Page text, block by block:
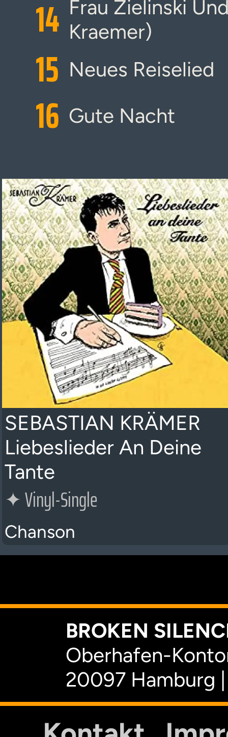
14 Frau Zielinski
Kraemer)
15 Neues Reiselied
16 Gute Nacht
SEBASTIAN KRÄMER
Liebeslieder An Deine
Tante
✦Vinyl-Single
Chanson
BROKEN
Oberhafen-
20097 Hamburg